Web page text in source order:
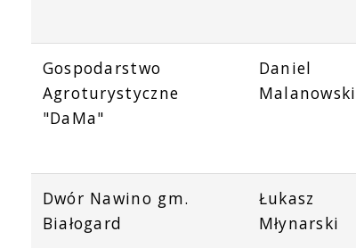
Gospodarstwo
Agroturystyczne
"DaMa"
Daniel
Malanowski
Dwór Nawino gm.
Białogard
Łukasz
Młynarski